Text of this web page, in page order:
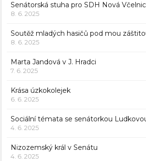
Senátorská stuha pro SDH Nová
8. 6. 2025
Soutěž mladých hasičů pod mou
8. 6. 2025
Marta Jandová v J. Hradci
7. 6. 2025
Krása úzkokolejek
6. 6. 2025
Sociální témata se senátorkou
4. 6. 2025
Nizozemský král v Senátu
4. 6. 2025